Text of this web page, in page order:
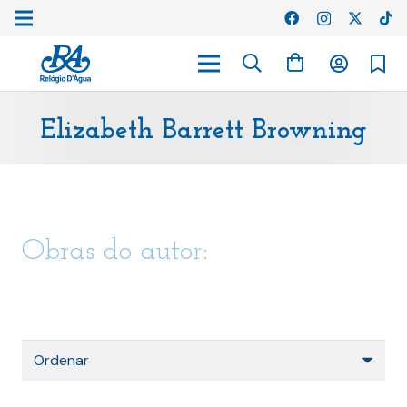
Elizabeth Barrett Browning
Obras do autor: